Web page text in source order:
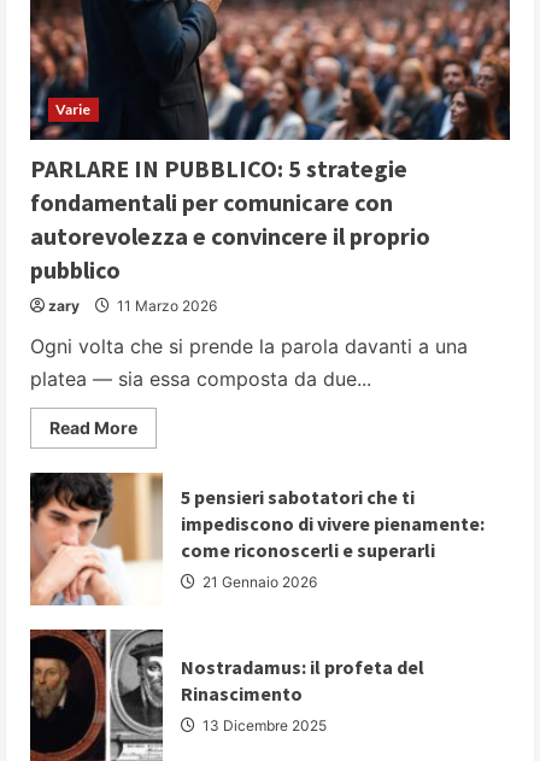
Varie
PARLARE IN PUBBLICO: 5 strategie
fondamentali per comunicare con
autorevolezza e convincere il proprio
pubblico
zary 11 Marzo 2026
Ogni volta che si prende la parola davanti a una
platea — sia essa composta da due...
Read MoreRead
more
PARLARE
IN
PUBBLICO:
strategie
fondamentali
comunicare
autorevolezza
e
convincere
il
proprio
pubblico
5 pensieri sabotatori che ti
impediscono di vivere pienamente:
come riconoscerli e superarli
21 Gennaio 2026
Nostradamus: il profeta del
Rinascimento
13 Dicembre 2025